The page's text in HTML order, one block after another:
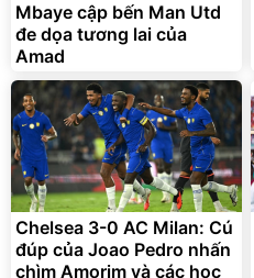
Mbaye cập bến Man Utd
đe dọa tương lai của
Amad
Chelsea 3-0 AC Milan: Cú
đúp của Joao Pedro nhấn
chìm Amorim và các học